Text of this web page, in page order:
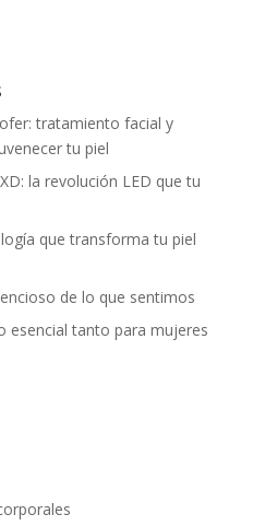
tratamiento facial y
tu piel
la revolución LED que tu
que transforma tu piel
de lo que sentimos
esencial tanto para mujeres